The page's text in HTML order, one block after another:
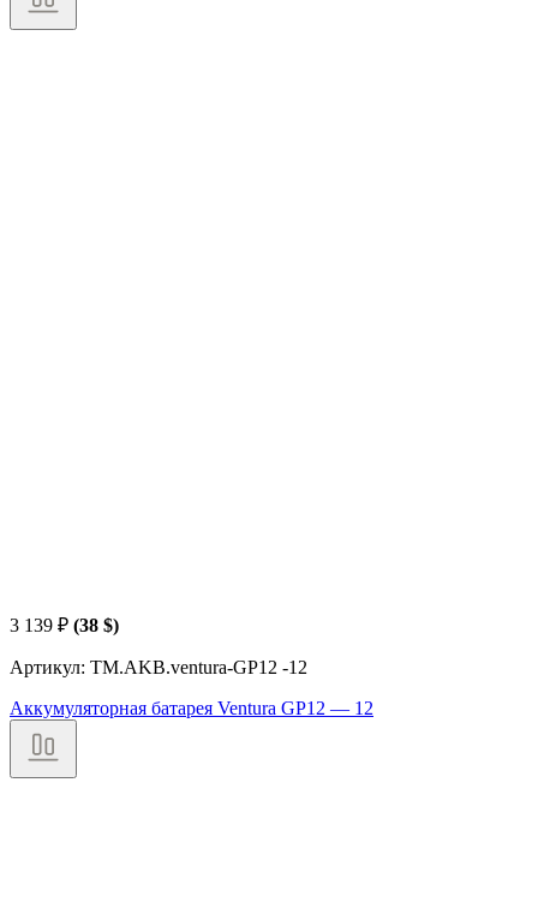
3 139 ₽ (38 $)
Артикул: TM.AKB.ventura-GP12 -12
Аккумуляторная батарея Ventura GP12 — 12